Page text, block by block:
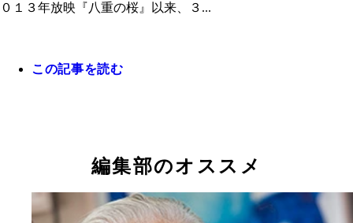
０１３年放映『八重の桜』以来、３...
この記事を読む
編集部のオススメ